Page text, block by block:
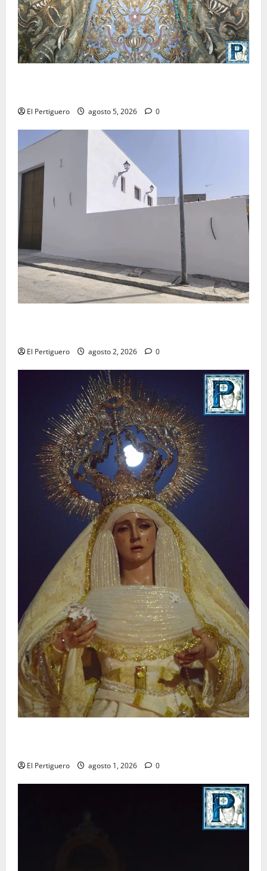
El Pertiguero agosto 5, 2026 0
El Pertiguero agosto 2, 2026 0
El Pertiguero agosto 1, 2026 0